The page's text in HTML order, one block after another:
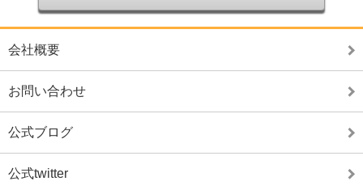
会社概要
お問い合わせ
公式ブログ
公式twitter